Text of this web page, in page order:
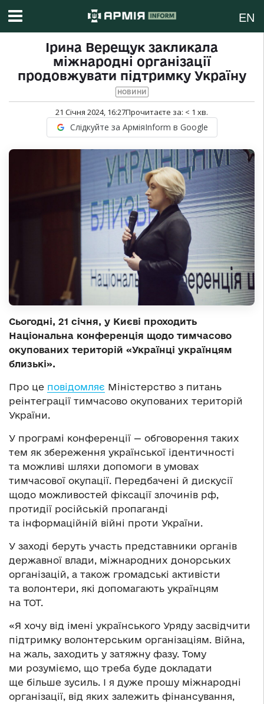
EN
Ірина Верещук закликала
міжнародні організації
продовжувати підтримку Україну
НОВИНИ
21 Січня 2024, 16:27Прочитаєте за: < 1 хв.
Слідкуйте за АрміяInform в Google
Сьогодні, 21 січня, у Києві проходить
Національна конференція щодо тимчасово
окупованих територій «Українці українцям
близькі».
Про це повідомляє Міністерство з питань
реінтеграції тимчасово окупованих територій
України.
У програмі конференції — обговорення таких
тем як збереження української ідентичності
та можливі шляхи допомоги в умовах
тимчасової окупації. Передбачені й дискусії
щодо можливостей фіксації злочинів рф,
протидії російській пропаганді
та інформаційній війні проти України.
У заході беруть участь представники органів
державної влади, міжнародних донорських
організацій, а також громадські активісти
та волонтери, які допомагають українцям
на ТОТ.
«Я хочу від імені українського Уряду засвідчити
підтримку волонтерським організаціям. Війна,
на жаль, заходить у затяжну фазу. Тому
ми розуміємо, що треба буде докладати
ще більше зусиль. І я дуже прошу міжнародні
організації, від яких залежить фінансування,